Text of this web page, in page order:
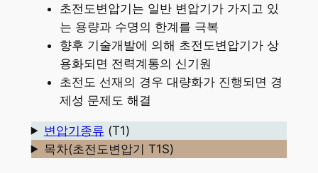
초전도변압기는 일반 변압기가 가지고 있
는 용량과 수명의 한계를 극복
향후 기술개발에 의해 초전도변압기가 상
용화되면 전력계통의 신기원
초전도 선재의 경우 대량화가 진행되면 경
제성 문제도 해결
변압기종류 (T1)
목차(초전도변압기 T1S)